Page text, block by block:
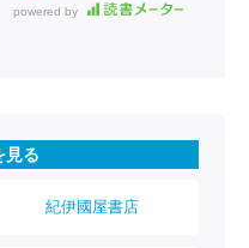
powered by
見る
紀伊國屋書店